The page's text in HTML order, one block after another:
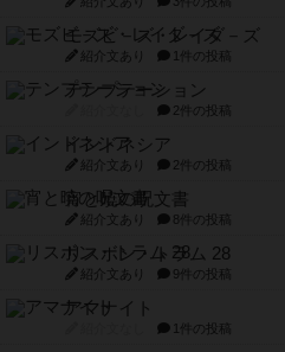
モズビ－ズ・レイダ－ズ
紹介文あり 1件の投稿
テンプテーション
2件の投稿
インドネシア
紹介文あり 2件の投稿
宵と暁の呪文書
紹介文あり 8件の投稿
リスボン・トラム 28
紹介文あり 9件の投稿
アマナイト
1件の投稿